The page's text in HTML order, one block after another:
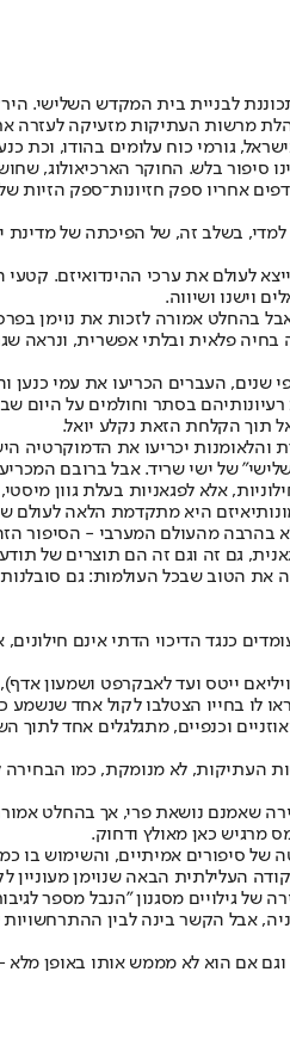
לבניית בית המקדש השלישי.
מרשות העתיקות מזעיקה לעזרה את
גורמי כוח עלומים בהודו, וכת
סיפור בלש. החוקר הארכיאולוג,
אחריו ספק חזיונות־ספק הזיות
בשלב זה, של הפיכתה של מדינת
לעולם את ערכי ההינדואיזם.
בהחלט אמורה לזכות את נוימן
פלאית ובלתי אפשרית, ונראה
שנים, העברים הכריעו את עמי
בסתר וחולמים על
תוך הקלחת הזאת נקלע יואל.
יכריעו את הדמוקרטיה
מהתנועה הכנענית), ויצירות כמו "השלישי" של
אלא לפגאניות בעלת גוון
היא מתקדמת הלאה לעולם של
בהרבה מהעולם המערבי - הסיפור
גם זה וגם זה הם תוצרים של
הטוב שבכל העולמות: גם סובלנות
כנגד הדיכוי הדתי אינם
ייטס ועד לאבקרפט ושמעון
לו בחייו הצטלבו לקול אחד
וכנפיים, מתגלגלים אחד
העתיקות, לא מנומקת, כמו
שאמנם נושאת פרי, אך בהחלט
מרגיש כאן מאולץ ודחוק.
של סיפורים אמיתיים, והשימוש בו
העלילתית הבאה שנוימן
גילויים מסגנון "הנבל מספר
אבל הקשר בינה לבין
אם הוא לא מממש אותו באופן